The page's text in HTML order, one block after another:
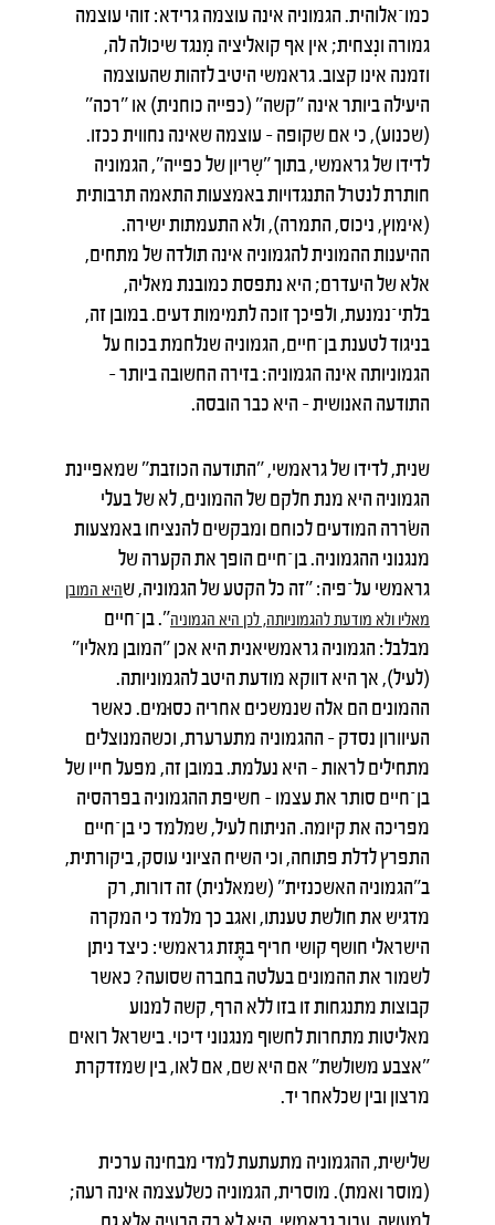
כמו־אלוהית. הגמוניה אינה עוצמה גרידא: זוהי עוצמה
גמורה ונִצחית; אין אף קואליציה מִנגד שיכולה לה,
וזמנה אינו קצוב. גראמשי היטיב לזהות שהעוצמה
היעילה ביותר אינה "קשה" (כפייה כוחנית) או "רכה"
(שכנוע), כי אם שקופה – עוצמה שאינה נחווית ככזו.
לדידו של גראמשי, בתוך "שִריון של כפייה", הגמוניה
חותרת לנטרל התנגדויות באמצעות התאמה תרבותית
(אימוץ, ניכוס, התמרה), ולא התעמתות ישירה.
ההיענות ההמונית להגמוניה אינה תולדה של מתחים,
אלא של היעדרם; היא נתפסת כמובנת מאליה,
בלתי־נמנעת, ולפיכך זוכה לתמימות דעים. במובן זה,
בניגוד לטענת בן־חיים, הגמוניה שנלחמת בכוח על
הגמוניותה אינה הגמוניה: בזירה החשובה ביותר –
התודעה האנושית – היא כבר הובסה.
שנית, לדידו של גראמשי, "התודעה הכוזבת" שמאפיינת
הגמוניה היא מנת חלקם של ההמונים, לא של בעלי
השׂררה המודעים לכוחם ומבקשים להנציחו באמצעות
מנגנוני ההגמוניה. בן־חיים הופך את הקערה של
גראמשי על־פיה: "זה כל הקטע של הגמוניה, שהיא המובן
מאליו ולא מודעתלהגמוניותה,לכן היא הגמוניה". בן־חיים
מבלבל: הגמוניה גראמשיאנית היא אכן "המובן מאליו"
(לעיל), אך היא דווקא מודעת היטב להגמוניותה.
ההמונים הם אלה שנמשכים אחריה כסוּמים. כאשר
העיוורון נסדק – ההגמוניה מתערערת, וכשהמנוצלים
מתחילים לראות – היא נעלמת. במובן זה, מפעל חייו של
בן־חיים סותר את עצמו – חשיפת ההגמוניה בפרהסיה
מפריכה את קיומה. הניתוח לעיל, שמלמד כי בן־חיים
התפרץ לדלת פתוחה, וכי השיח הציוני עוסק, ביקורתית,
ב"הגמוניה האשכנזית" (שמאלנית) זה דורות, רק
מדגיש את חולשת טענתו, ואגב כך מלמד כי המקרה
הישראלי חושף קושי חריף בתֶּזת גראמשי: כיצד ניתן
לשמור את ההמונים בעלטה בחברה שסועה? כאשר
קבוצות מתנגחות זו בזו ללא הרף, קשה למנוע
מאליטות מתחרות לחשוף מנגנוני דיכוי. בישראל רואים
"אצבע משולשת" אם היא שם, אם לאו, בין שמזדקרת
מרצון ובין שכלאחר יד.
שלישית, ההגמוניה מתעתעת למדי מבחינה ערכית
(מוסר ואמת). מוסרית, הגמוניה כשלעצמה אינה רעה;